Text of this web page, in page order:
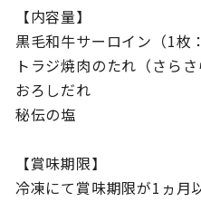
【内容量】
黒毛和牛サーロイン（1枚
トラジ焼肉のたれ（さら
おろしだれ
秘伝の塩
【賞味期限】
冷凍にて賞味期限が1ヵ月